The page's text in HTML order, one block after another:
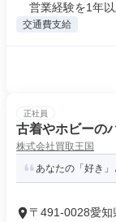
営業経験を1年以
交通費支給
正社員
古着やホビーの
株式会社買取王国
あなたの「好き」
〒491-0028愛知